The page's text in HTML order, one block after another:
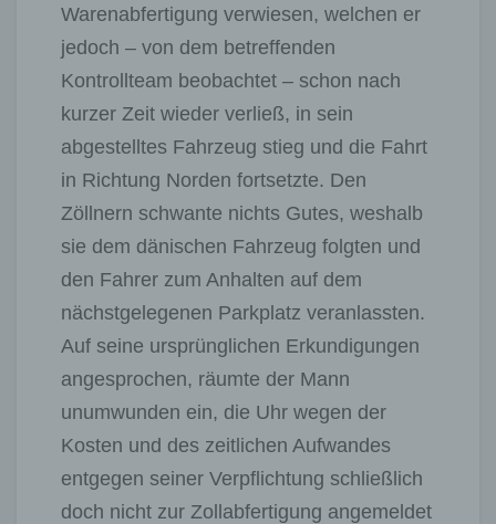
Warenabfertigung verwiesen, welchen er
jedoch – von dem betreffenden
Kontrollteam beobachtet – schon nach
kurzer Zeit wieder verließ, in sein
abgestelltes Fahrzeug stieg und die Fahrt
in Richtung Norden fortsetzte. Den
Zöllnern schwante nichts Gutes, weshalb
sie dem dänischen Fahrzeug folgten und
den Fahrer zum Anhalten auf dem
nächstgelegenen Parkplatz veranlassten.
Auf seine ursprünglichen Erkundigungen
angesprochen, räumte der Mann
unumwunden ein, die Uhr wegen der
Kosten und des zeitlichen Aufwandes
entgegen seiner Verpflichtung schließlich
doch nicht zur Zollabfertigung angemeldet